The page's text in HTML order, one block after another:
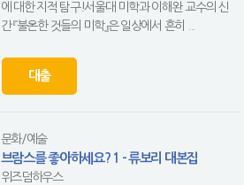
에 대한 지적 탐구!서울대 미학과 이해완 교수의 신
간 『불온한 것들의 미학』은 일상에서 흔히 ...
대출
문화/예술
브람스를 좋아하세요? 1 - 류보리 대본집
위즈덤하우스